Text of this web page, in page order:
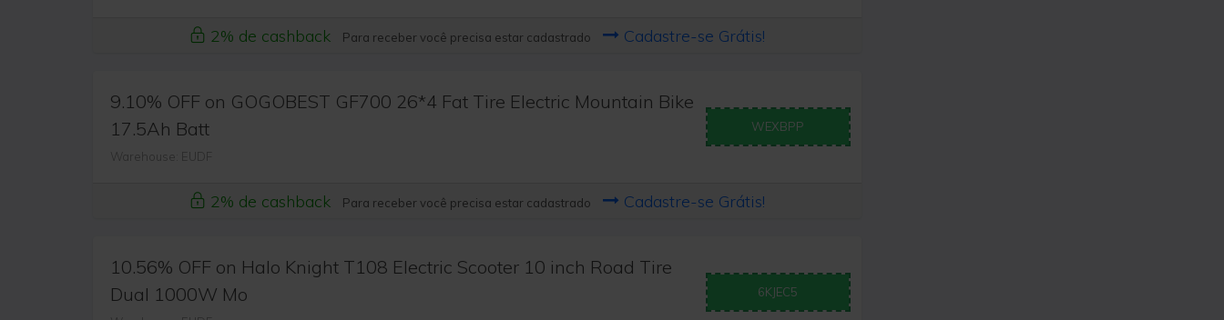
2% de cashback Para receber você precisa estar cadastrado Cadastre-se Grátis!
9.10% OFF on GOGOBEST GF700 26*4 Fat Tire Electric Mountain Bike
17.5Ah Batt
Warehouse: EUDF
WEXBPP
2% de cashback Para receber você precisa estar cadastrado Cadastre-se Grátis!
10.56% OFF on Halo Knight T108 Electric Scooter 10 inch Road Tire
Dual 1000W Mo
6KJEC5